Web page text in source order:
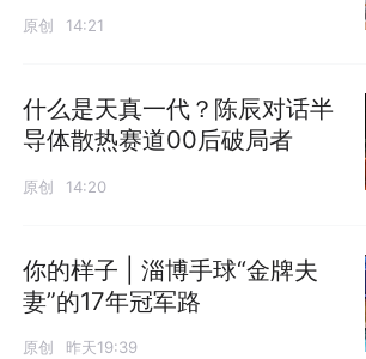
原创 14:21
什么是天真一代？陈辰对话半
导体散热赛道00后破局者
原创 14:20
你的样子 | 淄博手球“金牌夫
妻”的17年冠军路
原创 昨天19:39